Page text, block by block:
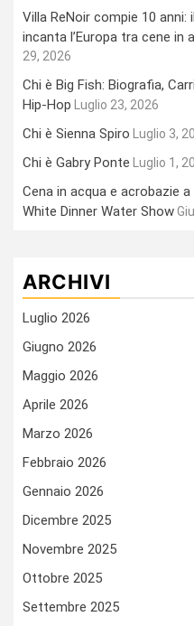
Villa ReNoir compie 10 anni:
incanta l’Europa tra cene in
29, 2026
Chi è Big Fish: Biografia,
Hip-Hop Luglio 23, 2026
Chi è Sienna Spiro Luglio 3,
Chi è Gabry Ponte Luglio 1,
Cena in acqua e acrobazie
White Dinner Water Show
ARCHIVI
Luglio 2026
Giugno 2026
Maggio 2026
Aprile 2026
Marzo 2026
Febbraio 2026
Gennaio 2026
Dicembre 2025
Novembre 2025
Ottobre 2025
Settembre 2025